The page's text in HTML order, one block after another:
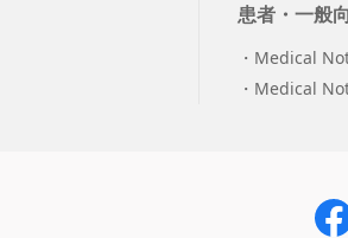
患者・一般
Medical
Medical